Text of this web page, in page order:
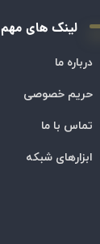
لینک های مهم
درباره ما
حریم خصوصی
تماس با ما
ابزارهای شبکه